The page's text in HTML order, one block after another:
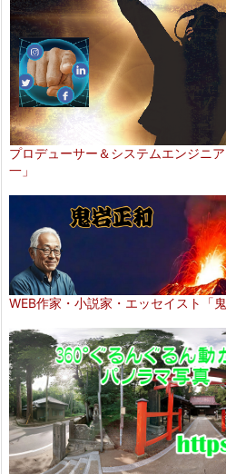
プロデューサー＆システムエンジニ
一」
WEB作家・小説家・エッセイスト「鬼